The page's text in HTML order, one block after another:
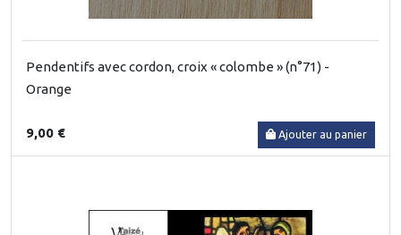
Pendentifs avec cordon, croix « colombe » (n°71) -
Orange
9,00 € Ajouter au panier